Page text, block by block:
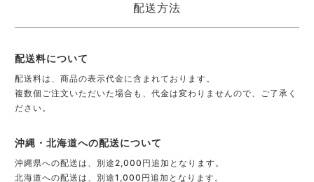
配送方法
配送料について
配送料は、商品の表示代金に含まれております。
複数個ご注文いただいた場合も、代金は変わりませんので、ご了承く
ださい。
沖縄・北海道への配送について
沖縄県への配送は、別途2,000円追加となります。
北海道への配送は、別途1,000円追加となります。